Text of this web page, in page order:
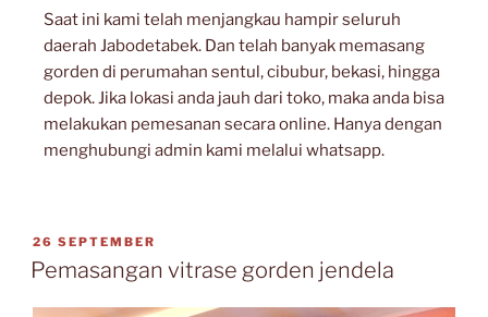
Saat ini kami telah menjangkau hampir seluruh
daerah Jabodetabek. Dan telah banyak memasang
gorden di perumahan sentul, cibubur, bekasi, hingga
depok. Jika lokasi anda jauh dari toko, maka anda bisa
melakukan pemesanan secara online. Hanya dengan
menghubungi admin kami melalui whatsapp.
26 SEPTEMBER
Pemasangan vitrase gorden jendela